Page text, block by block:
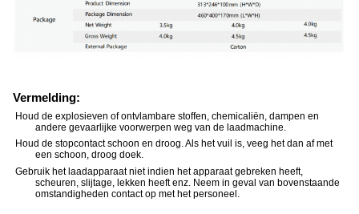
Vermelding:
Houd de explosieven of ontvlambare stoffen, chemicaliën, dampen en
andere gevaarlijke voorwerpen weg van de laadmachine.
Houd de stopcontact schoon en droog. Als het vuil is, veeg het dan af met
een schoon, droog doek.
Gebruik het laadapparaat niet indien het apparaat gebreken heeft,
scheuren, slijtage, lekken heeft enz. Neem in geval van bovenstaande
omstandigheden contact op met het personeel.